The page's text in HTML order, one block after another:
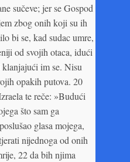
sučeve; jer se Gospod
zbog onih koji su ih
bi se, kad sudac umre,
od svojih otaca, idući
im se. Nisu
opakih putova. 20
te reče: »Budući
što sam ga
glasa mojega,
nijednoga od onih
22 da bih njima